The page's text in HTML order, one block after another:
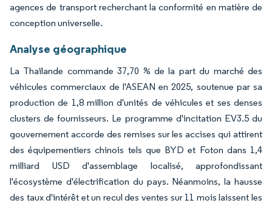
agences de transport recherchant la conformité en matière de
conception universelle.
Analyse géographique
La Thaïlande commande 37,70 % de la part du marché des
véhicules commerciaux de l'ASEAN en 2025, soutenue par sa
production de 1,8 million d'unités de véhicules et ses denses
clusters de fournisseurs. Le programme d'incitation EV3.5 du
gouvernement accorde des remises sur les accises qui attirent
des équipementiers chinois tels que BYD et Foton dans 1,4
milliard USD d'assemblage localisé, approfondissant
l'écosystème d'électrification du pays. Néanmoins, la hausse
des taux d'intérêt et un recul des ventes sur 11 mois laissent les